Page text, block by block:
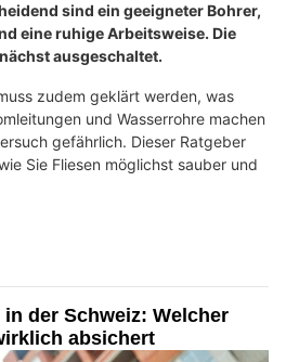
sind ein geeigneter Bohrer,
eine ruhige Arbeitsweise. Die
ausgeschaltet.
zudem geklärt werden, was
und Wasserrohre machen
gefährlich. Dieser Ratgeber
Sie Fliesen möglichst sauber und
der Schweiz: Welcher
absichert